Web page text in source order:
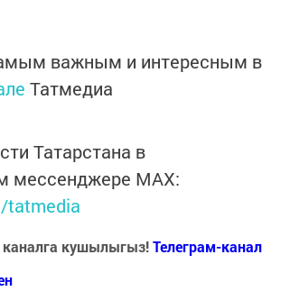
важным и интересным в
Татмедиа
Татарстана в
мессенджере MАХ:
tatmedia
каналга кушылыгыз!Телеграм-канал